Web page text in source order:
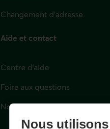
Changement d'adresse
Aide et contact
Centre d'aide
Foire aux questions
Nous joindre
Nous